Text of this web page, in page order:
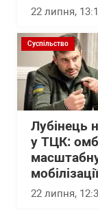
22 липня,
Суспільство
Лубінець
у ТЦК:
мобілізації
22 липня,